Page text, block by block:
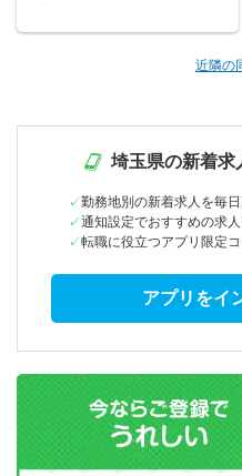
近隣の
埼玉県の新着求
勤務地別の新着求人を毎
通知設定でおすすめの求
転職に役立つアプリ限定
アプリをイ